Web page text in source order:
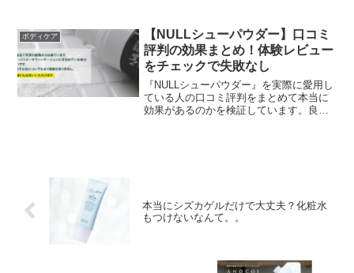
るのでお見逃しなく！またリアルタイム
で楽天市場とAmazonの販売価格と比較で
きる時短検索ボタンで確実に最安値で買
えます。
ボディケア
【NULLシューパウダー】口コミ
評判の効果まとめ！体験レビュー
をチェックで失敗なし
『NULLシューパウダー』を実際に愛用し
ている人の口コミ評判をまとめて本当に
効果があるのかを検証しています。良い
本当にシズカゲルだけで大丈夫？化粧水
もつけないなんて。。